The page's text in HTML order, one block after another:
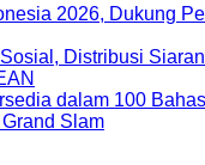
2026, Dukung
Distribusi
dalam 100
Slam